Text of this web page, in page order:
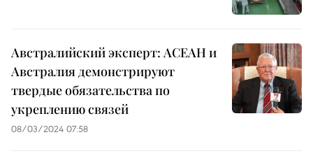
Австралийский эксперт: АСЕАН и
Австралия демонстрируют
твердые обязательства по
укреплению связей
08/03/2024 07:58